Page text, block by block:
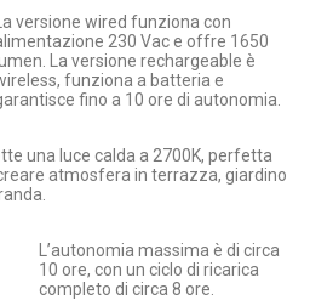
La versione wired funziona con
230 Vac e offre 1650
La versione rechargeable è
funziona a batteria e
fino a 10 ore di autonomia.
una luce calda a 2700K, perfetta
atmosfera in terrazza, giardino
L’autonomia massima è di circa
10 ore, con un ciclo di ricarica
completo di circa 8 ore.